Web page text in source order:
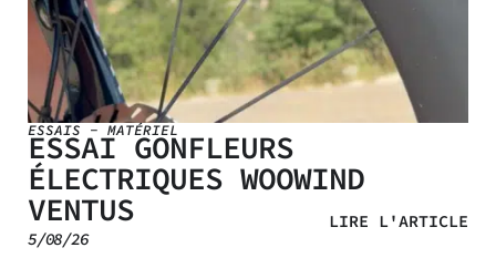
ESSAIS - MATÉRIEL
ESSAI GONFLEURS
ÉLECTRIQUES WOOWIND
VENTUS
5/08/26
LIRE L'ARTICLE